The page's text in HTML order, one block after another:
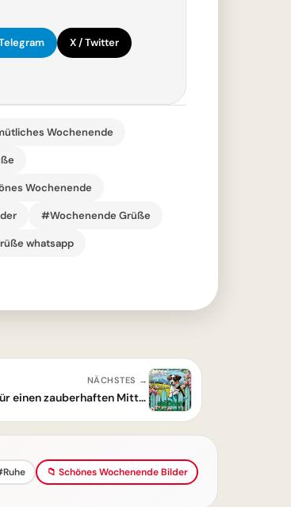
X / Twitter
Wochenende
Wochenende
#Wochenende Grüße
whatsapp
NÄCHSTES →
Herzlicher Guten Morgen Gruß mit Welpen für einen zauberhaften Mittwoch
📁 Schönes Wochenende Bilder